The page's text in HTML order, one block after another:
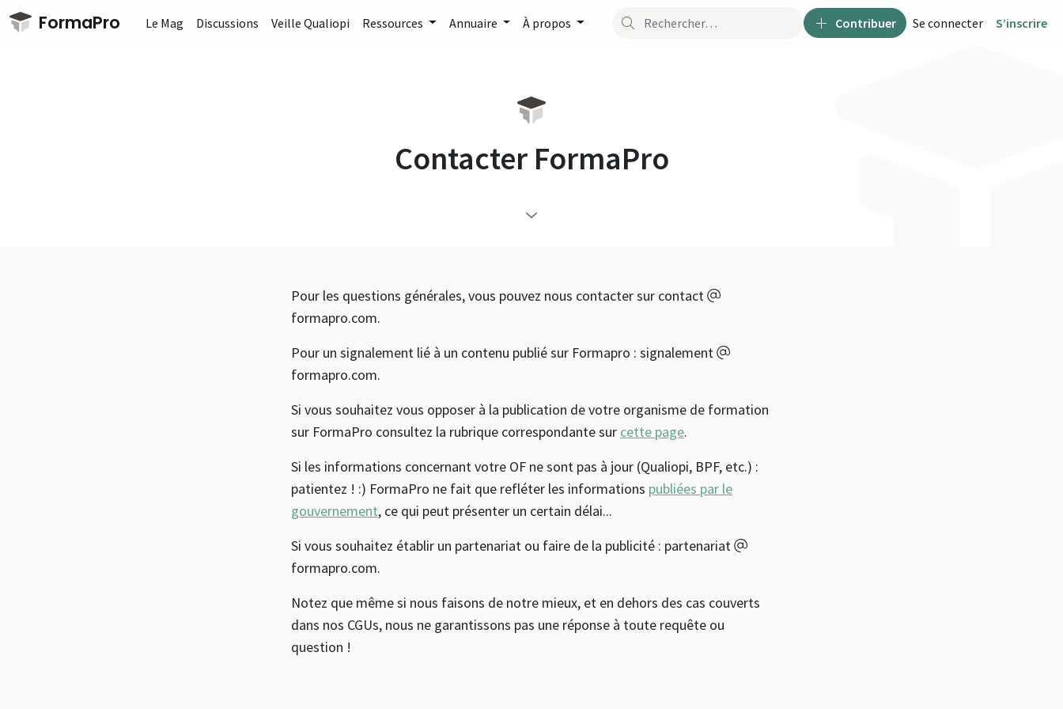
Passer au contenu principal
FormaPro Contribuer Se connecter S’inscrire
Le Mag Discussions Veille Qualiopi Ressources Annuaire À propos
Contacter FormaPro
Pour les questions générales, vous pouvez nous contacter sur contact
formapro.com.
Pour un signalement lié à un contenu publié sur Formapro : signalement
formapro.com.
Si vous souhaitez vous opposer à la publication de votre organisme de formation
sur FormaPro consultez la rubrique correspondante sur cette page.
Si les informations concernant votre OF ne sont pas à jour (Qualiopi, BPF, etc.) :
patientez ! :) FormaPro ne fait que refléter les informations publiées par le
gouvernement, ce qui peut présenter un certain délai...
Si vous souhaitez établir un partenariat ou faire de la publicité : partenariat
formapro.com.
Notez que même si nous faisons de notre mieux, et en dehors des cas couverts
dans nos CGUs, nous ne garantissons pas une réponse à toute requête ou
question !